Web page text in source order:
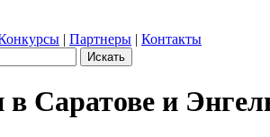
| Партнеры | Контакты
Саратове и